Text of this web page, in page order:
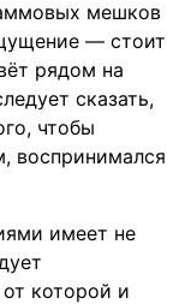
мешков
— стоит
рядом на
сказать,
чтобы
воспринимался
имеет не
которой и